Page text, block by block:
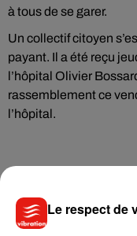
à tous de se garer.
Un collectif citoyen
payant. Il a été reçu
l’hôpital Olivier
rassemblement ce
l’hôpital.
Le respect de